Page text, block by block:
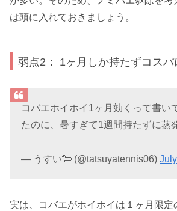
は頭に入れておきましょう。
弱点2： 1ヶ月しか持たずコスパ
コバエホイホイ1ヶ月効くって書い
たのに、暑すぎて1週間持たずに蒸
— うすい🐑 (@tatsuyatennis06)
実は、コバエがホイホイは１ヶ月限定